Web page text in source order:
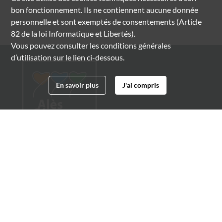
bon fonctionnement. Ils ne contiennent aucune donnée
personnelle et sont exemptés de consentements (Article
82 de la loi Informatique et Libertés).
Vous pouvez consulter les conditions générales
d’utilisation sur le lien ci-dessous.
En savoir plus J'ai compris